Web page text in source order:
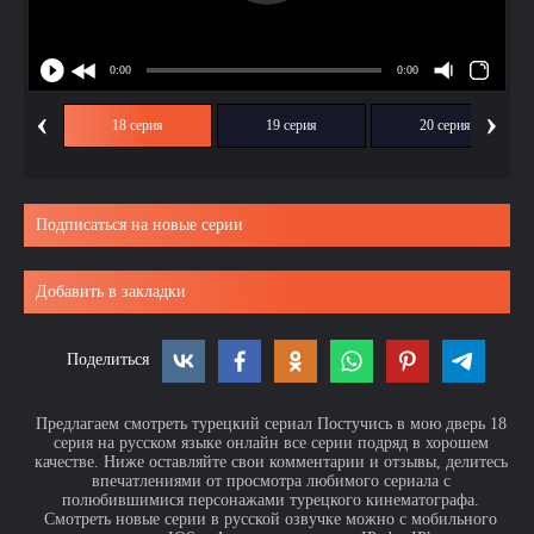
‹ 18 серия 19 серия 20 серия ›
Подписаться на новые серии
Добавить в закладки
Поделиться
Предлагаем смотреть турецкий сериал Постучись в мою дверь 18
серия на русском языке онлайн все серии подряд в хорошем
качестве. Ниже оставляйте свои комментарии и отзывы, делитесь
впечатлениями от просмотра любимого сериала с
полюбившимися персонажами турецкого кинематографа.
Смотреть новые серии в русской озвучке можно с мобильного